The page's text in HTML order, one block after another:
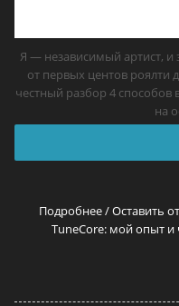
Я — независимый артист, и
от первых центов
честный разбор 4 способов
на
Подробнее / Оставить
TuneCore: мой опыт и